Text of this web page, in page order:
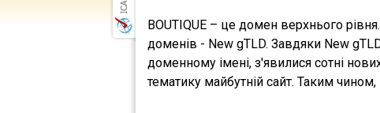
BOUTIQUE – це домен верхнього
доменів - New gTLD. Завдяки New
доменному імені, з'явилися сотні
тематику майбутній сайт. Таким